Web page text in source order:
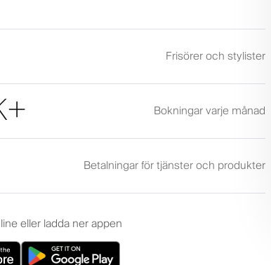
Frisörer och stylister
Bokningar varje månad
Betalningar för tjänster och produkter
eller ladda ner appen